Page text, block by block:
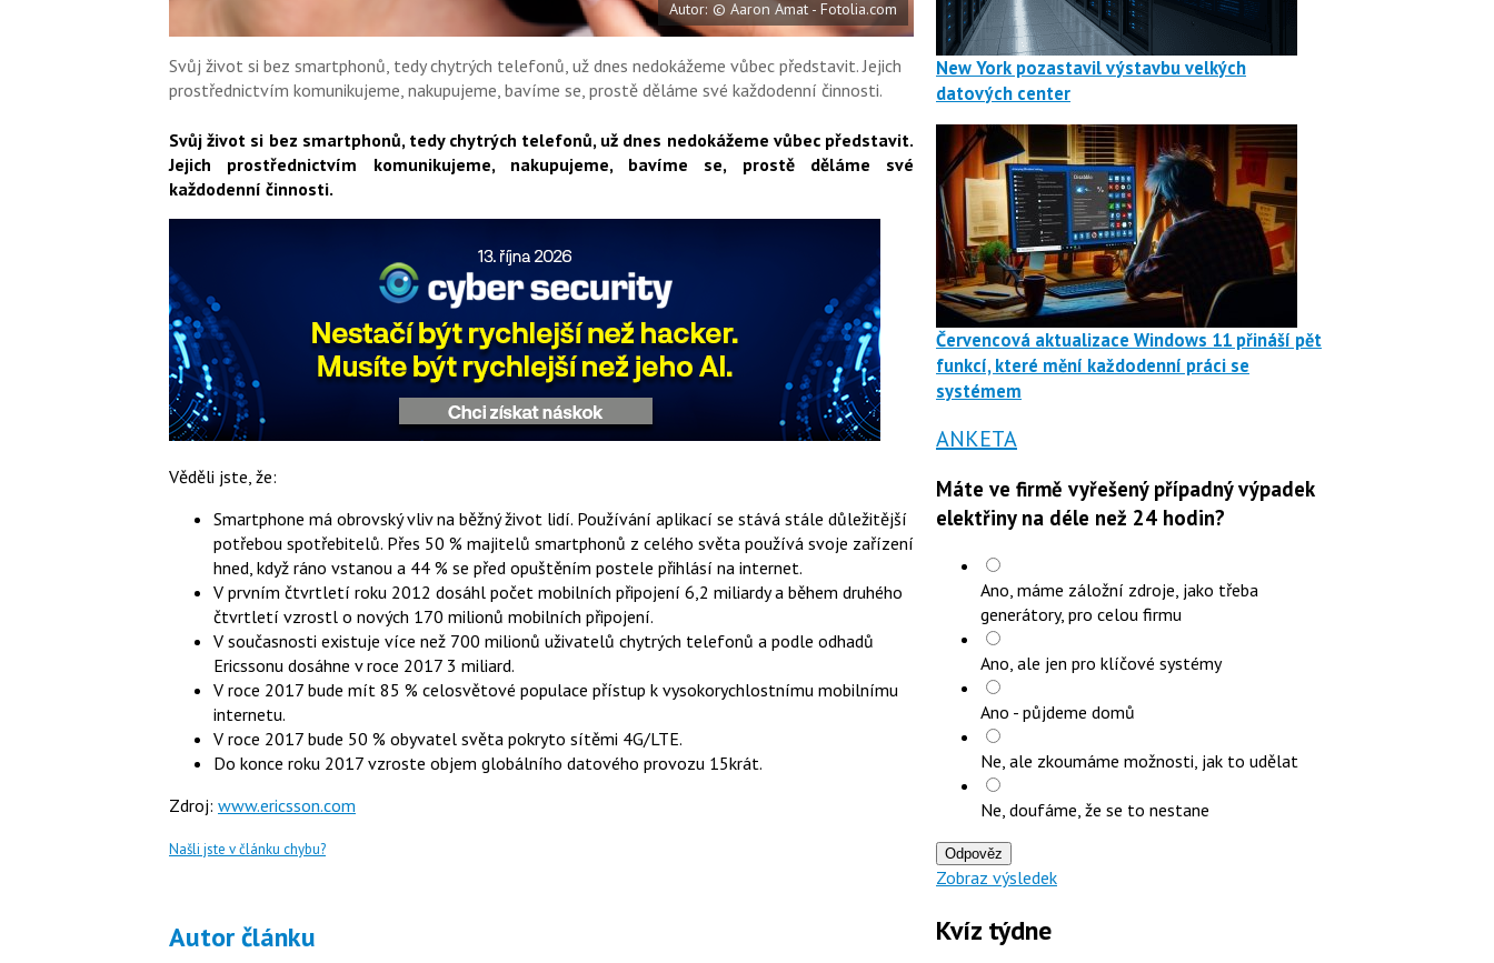
Autor: © Aaron Amat - Fotolia.com
Svůj život si bez smartphonů, tedy chytrých telefonů, už dnes nedokážeme vůbec představit. Jejich
prostřednictvím komunikujeme, nakupujeme, bavíme se, prostě děláme své každodenní činnosti.
Svůj život si bez smartphonů, tedy chytrých telefonů, už dnes nedokážeme vůbec představit.
Jejich prostřednictvím komunikujeme, nakupujeme, bavíme se, prostě děláme své
každodenní činnosti.
Věděli jste, že:
Smartphone má obrovský vliv na běžný život lidí. Používání aplikací se stává stále důležitější
potřebou spotřebitelů. Přes 50 % majitelů smartphonů z celého světa používá svoje zařízení
hned, když ráno vstanou a 44 % se před opuštěním postele přihlásí na internet.
V prvním čtvrtletí roku 2012 dosáhl počet mobilních připojení 6,2 miliardy a během druhého
čtvrtletí vzrostl o nových 170 milionů mobilních připojení.
V současnosti existuje více než 700 milionů uživatelů chytrých telefonů a podle odhadů
Ericssonu dosáhne v roce 2017 3 miliard.
V roce 2017 bude mít 85 % celosvětové populace přístup k vysokorychlostnímu mobilnímu
internetu.
V roce 2017 bude 50 % obyvatel světa pokryto sítěmi 4G/LTE.
Do konce roku 2017 vzroste objem globálního datového provozu 15krát.
Zdroj: www.ericsson.com
Našli jste v článku chybu?
Autor článku
New York pozastavil výstavbu velkých
datových center
Červencová aktualizace Windows 11 přináší pět
funkcí, které mění každodenní práci se
systémem
ANKETA
Máte ve firmě vyřešený případný výpadek
elektřiny na déle než 24 hodin?
Ano, máme záložní zdroje, jako třeba
generátory, pro celou firmu
Ano, ale jen pro klíčové systémy
Ano - půjdeme domů
Ne, ale zkoumáme možnosti, jak to udělat
Ne, doufáme, že se to nestane
Odpověz
Zobraz výsledek
Kvíz týdne